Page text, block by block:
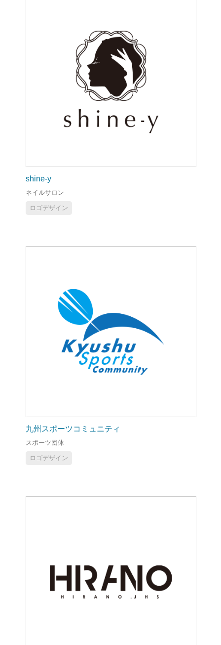
shine-y
ネイルサロン
ロゴデザイン
九州スポーツコミュニティ
スポーツ団体
ロゴデザイン